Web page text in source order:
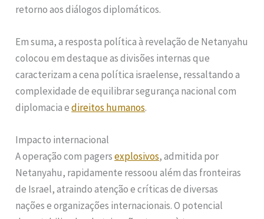
retorno aos diálogos diplomáticos.
Em suma, a resposta política à revelação de Netanyahu
colocou em destaque as divisões internas que
caracterizam a cena política israelense, ressaltando a
complexidade de equilibrar segurança nacional com
diplomacia edireitos humanos.
Impacto internacional
A operação com pagersexplosivos, admitida por
Netanyahu, rapidamente ressoou além das fronteiras
de Israel, atraindo atenção e críticas de diversas
nações e organizações internacionais. O potencial